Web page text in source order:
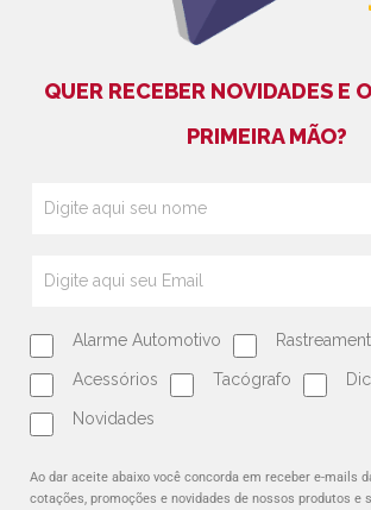
QUER RECEBER NOVIDADES E
PRIMEIRA MÃO?
Alarme Automotivo
Acessórios Tacógrafo
Novidades
Ao dar aceite abaixo você concorda em receber e-mails
cotações, promoções e novidades de nossos produtos e